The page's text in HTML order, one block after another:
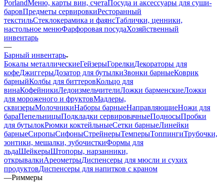
PorlandМеню, карты вин, счетаПосуда и аксессуары для суши-
баровПредметы сервировкиРесторанный
текстильСтеклокерамика и фаянсТаблички, ценники,
настольное менюФарфоровая посудаХозяйственный
инвентарь
—
Барный инвентарь
Бокалы металлическиеГейзерыГорелкиДекораторы для
кофеДжиггерыДозатор для бутылкиЗвонки барныеКоврик
барныйКолбы для биттеровКольцо для
винаКофейникиЛедоизмельчителиЛожки барменскиеЛожки
для мороженого и фруктовМадлеры,
сквизерыМолочникиНаборы барныеНаправляющиеНожи для
бараПепельницыПодкладки сервировачныеПодносыПробки
для бутылокРюмки коктейльныеСетки барныеЛинейки
барныеСиропыСифоныСтрейнерыТемперыТоппингиТрубочки,
зонтики, мешалки, зубочисткиФормы для
льдаШейкерыШтопоры, нарзанники,
открывалкиАреометрыДиспенсеры для мюсли и сухих
продуктовДиспенсеры для напитков с краном
—Риммеры